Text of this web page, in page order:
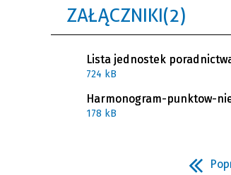
ZAŁĄCZNIKI (2)
Lista jednostek
724 kB
Harmonogram-punktow-
178 kB